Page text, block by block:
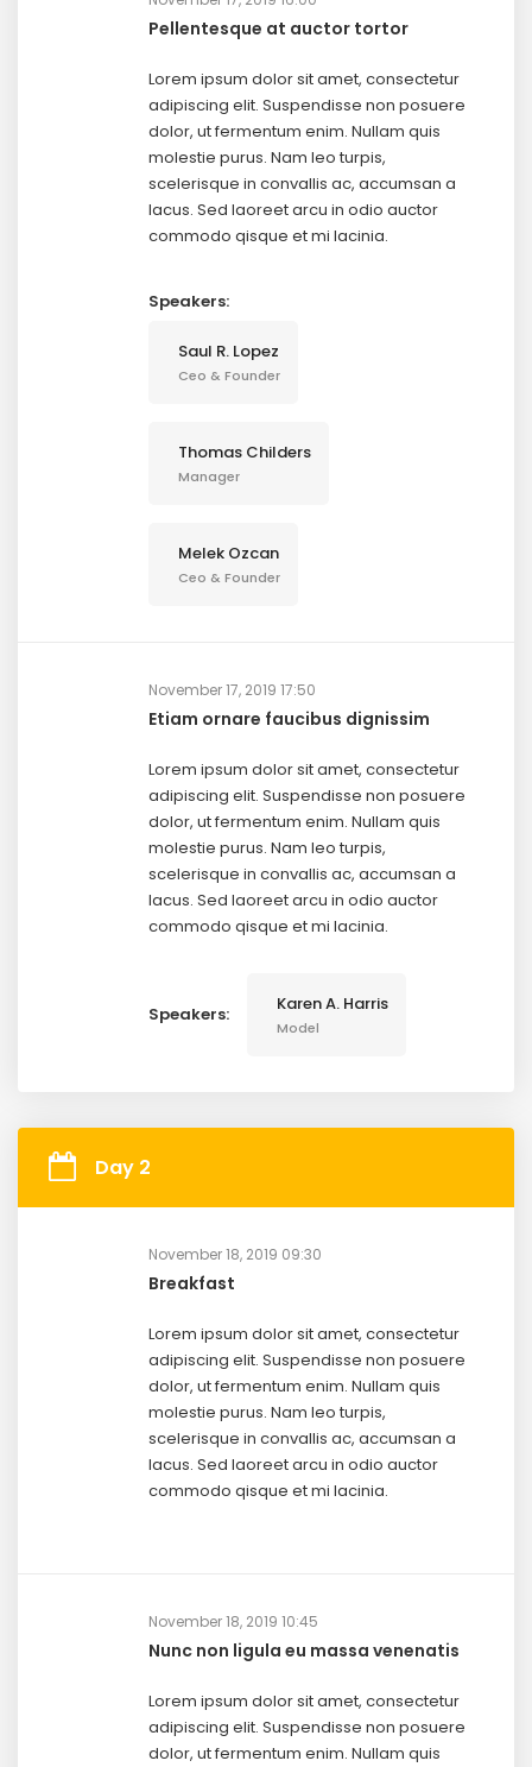
Pellentesque at auctor tortor
Lorem ipsum dolor sit amet, consectetur
adipiscing elit. Suspendisse non posuere
dolor, ut fermentum enim. Nullam quis
molestie purus. Nam leo turpis,
scelerisque in convallis ac, accumsan a
lacus. Sed laoreet arcu in odio auctor
commodo qisque et mi lacinia.
Speakers:
Saul R. Lopez
Ceo & Founder
Thomas Childers
Manager
Melek Ozcan
Ceo & Founder
November 17, 2019 17:50
Etiam ornare faucibus dignissim
Lorem ipsum dolor sit amet, consectetur
adipiscing elit. Suspendisse non posuere
dolor, ut fermentum enim. Nullam quis
molestie purus. Nam leo turpis,
scelerisque in convallis ac, accumsan a
lacus. Sed laoreet arcu in odio auctor
commodo qisque et mi lacinia.
Speakers: Karen A. Harris
Model
Day 2
November 18, 2019 09:30
Breakfast
Lorem ipsum dolor sit amet, consectetur
adipiscing elit. Suspendisse non posuere
dolor, ut fermentum enim. Nullam quis
molestie purus. Nam leo turpis,
scelerisque in convallis ac, accumsan a
lacus. Sed laoreet arcu in odio auctor
commodo qisque et mi lacinia.
November 18, 2019 10:45
Nunc non ligula eu massa venenatis
Lorem ipsum dolor sit amet, consectetur
adipiscing elit. Suspendisse non posuere
dolor, ut fermentum enim. Nullam quis